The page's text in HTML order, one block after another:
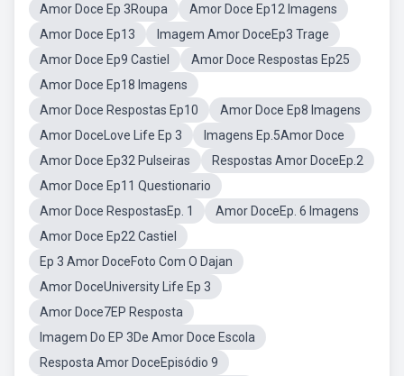
Amor Doce Ep 3Roupa
Amor Doce Ep12 Imagens
Amor Doce Ep13
Imagem Amor DoceEp3 Trage
Amor Doce Ep9 Castiel
Amor Doce Respostas Ep25
Amor Doce Ep18 Imagens
Amor Doce Respostas Ep10
Amor Doce Ep8 Imagens
Amor DoceLove Life Ep 3
Imagens Ep.5Amor Doce
Amor Doce Ep32 Pulseiras
Respostas Amor DoceEp.2
Amor Doce Ep11 Questionario
Amor Doce RespostasEp. 1
Amor DoceEp. 6 Imagens
Amor Doce Ep22 Castiel
Ep 3 Amor DoceFoto Com O Dajan
Amor DoceUniversity Life Ep 3
Amor Doce7EP Resposta
Imagem Do EP 3De Amor Doce Escola
Resposta Amor DoceEpisódio 9